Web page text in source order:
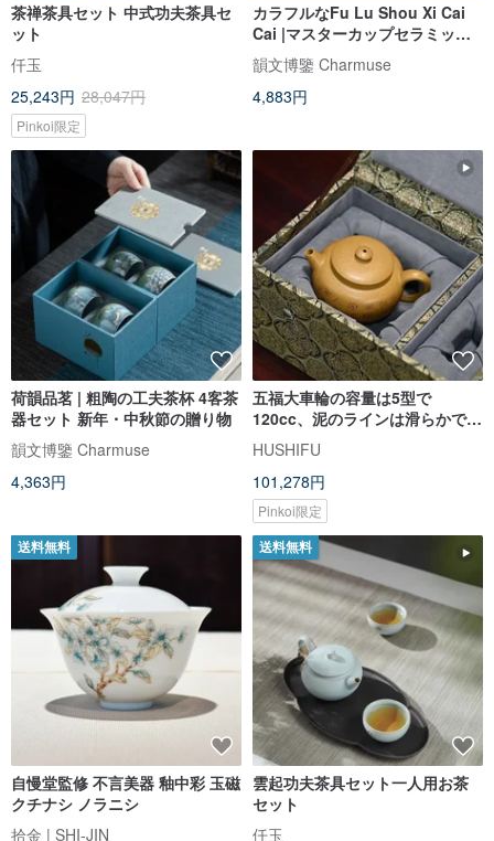
茶禅茶具セット 中式功夫茶具セ
ット
仟玉
25,243円 28,047円
Pinkoi限定
カラフルなFu Lu Shou Xi Cai
Cai |マスターカップセラミック
カンフーティーカップ5点セット
新年の春節ギフトボックス
韻文博鑒 Charmuse
4,883円
荷韻品茗 | 粗陶の工夫茶杯 4客茶
器セット 新年・中秋節の贈り物
韻文博鑒 Charmuse
4,363円
五福大車輪の容量は5型で
120cc、泥のラインは滑らかで、
形は素朴で素朴で、古代の魅力
がいっぱいです。
HUSHIFU
101,278円
Pinkoi限定
送料無料
自慢堂監修 不言美器 釉中彩 玉磁
クチナシ ノラニシ
拾金 | SHI-JIN
送料無料
雲起功夫茶具セット一人用お茶
セット
仟玉